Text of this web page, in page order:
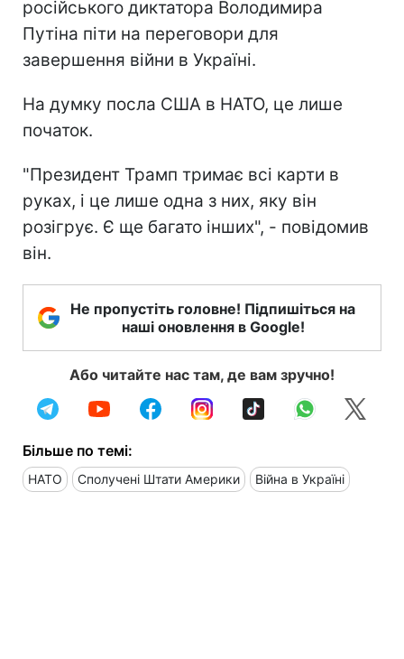
російського диктатора Володимира
Путіна піти на переговори для
завершення війни в Україні.
На думку посла США в НАТО, це лише
початок.
"Президент Трамп тримає всі карти в
руках, і це лише одна з них, яку він
розігрує. Є ще багато інших", - повідомив
він.
Не пропустіть головне! Підпишіться на
наші оновлення в Google!
Або читайте нас там, де вам зручно!
Більше по темі:
НАТО Сполучені Штати Америки Війна в Україні